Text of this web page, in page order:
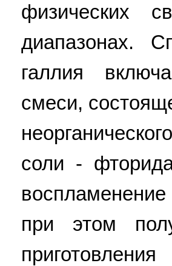
физических
диапазонах.
галлия
смеси,
соли -
при этом